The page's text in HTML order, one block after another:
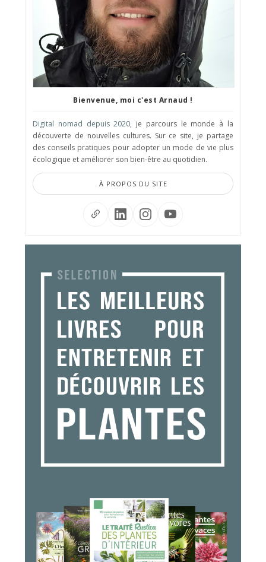
Bienvenue, moi c'est Arnaud !
Digital nomad depuis 2020, je parcours le monde à la
découverte de nouvelles cultures. Sur ce site, je partage
des conseils pratiques pour adopter un mode de vie plus
écologique et améliorer son bien-être au quotidien.
À PROPOS DU SITE